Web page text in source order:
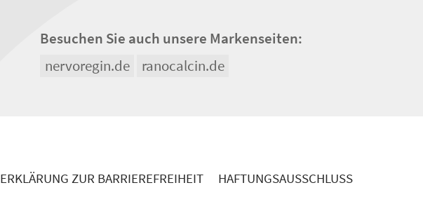
Besuchen Sie auch unsere Markenseiten:
nervoregin.de
ranocalcin.de
ERKLÄRUNG ZUR BARRIEREFREIHEIT HAFTUNGSAUSSCHLUSS